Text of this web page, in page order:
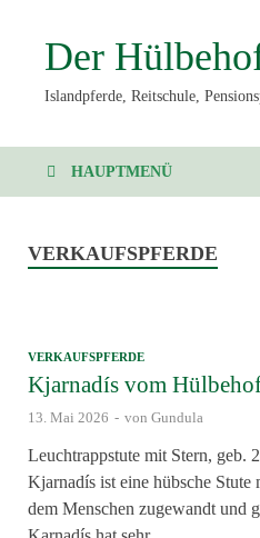
Der
Islandpferde, Reitschule,
HAUPTMENÜ
VERKAUFSPFERDE
VERKAUFSPFERDE
Kjarnadís vom
13. Mai 2026 - von Gundula
Leuchtrappstute mit Stern, geb.
Kjarnadís ist eine hübsche Stute
dem Menschen zugewandt und